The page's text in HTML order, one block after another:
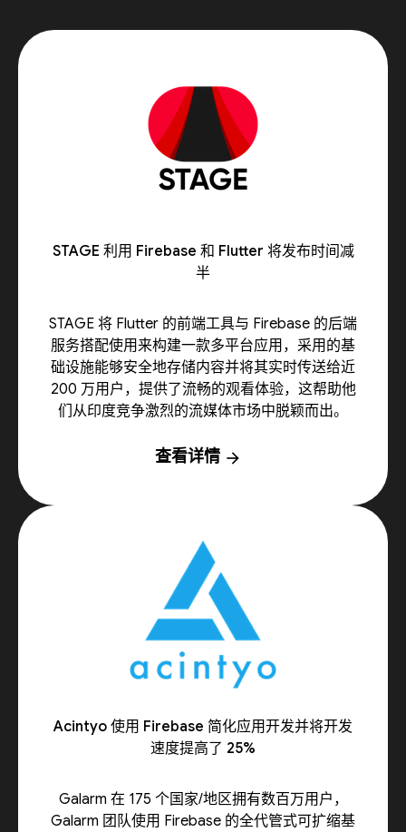
STAGE 利用 Firebase 和 Flutter 将发布时间减
半
STAGE 将 Flutter 的前端工具与 Firebase 的后端
服务搭配使用来构建一款多平台应用，采用的基
础设施能够安全地存储内容并将其实时传送给近
200 万用户，提供了流畅的观看体验，这帮助他
们从印度竞争激烈的流媒体市场中脱颖而出。
查看详情 arrow_forward
Acintyo 使用 Firebase 简化应用开发并将开发
速度提高了 25%
Galarm 在 175 个国家/地区拥有数百万用户，
Galarm 团队使用 Firebase 的全代管式可扩缩基